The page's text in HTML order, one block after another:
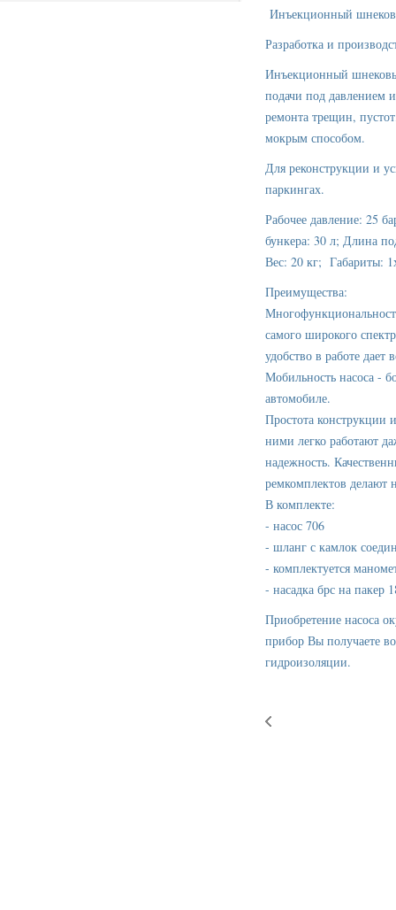
Инъекционный
Разработка и
Инъекционный
подачи под давлением
ремонта трещин,
мокрым способом.
Для реконструкции и
паркингах.
Рабочее давление: 25
бункера: 30 л; Длина
Вес: 20 кг; Габариты:
Преимущества:
самого широкого
удобство в работе
Мобильность насоса -
автомобиле.
Простота конструкции
ними легко работают
надежность.
ремкомплектов
В комплекте:
- насос 706
- шланг с камлок
- комплектуется
- насадка брс на пакер
Приобретение насоса
прибор Вы получаете
гидроизоляции.